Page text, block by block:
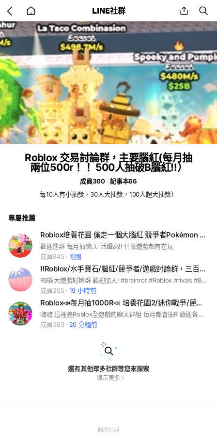
back
to
home
LINE社群 share
Roblox 交易討論群，主要腦紅(每月抽
兩位500r！！ 500人抽破B腦紅‼️）
成員300
記事本66
每10人有小抽獎，30人大抽獎，100人超大抽獎）
專屬推薦
Roblox培養花園 偷走一個大腦紅 競爭者Pokémon Go（全遊戲聊天交易單挑群
歡迎進群 每月抽獎🫪🫪 活躍高‼️ 什麼遊戲都有在玩
成員845
剛剛
‼️Roblox/水手寶石/腦紅/競爭者/遊戲討論群，三百人抽十個皮膚箱(重生之巢)
RB各大遊戲討論群 歡迎加入! #brainrot #Roblox #rivals #Blox fruit #Forsaken #交易 #腦紅 #海嘯 #代儲 #競爭者 #偷走腦紅 #水手寶石 #捕捉並馴服
成員205
19 小時前
Roblox📣每月抽1000R📣 培養花園2/迷你戰爭/競爭者/偷走腦紅
嗨嗨 這裡是Roblox全遊戲的聊天群組 每月都會抽R 歡迎各位加入～～ 群組不是每個人都要打利維坦 只是我的名字是利維坦而已 但有空我也會開團 有玩各式各樣的遊戲都可以加入
成員383
26 分鐘前
還有其他眾多社群等您來探索
顯示更多
關於社群(Open